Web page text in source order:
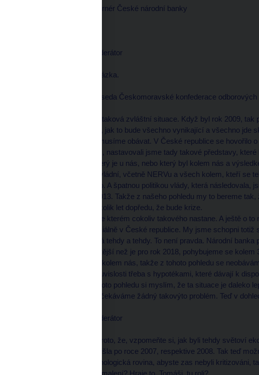
Marek MORA, viceguvernér České národní banky
Václav MORAVEC, moderátor
Josef Středula, stejná otázka.
Josef STŘEDULA, předseda Českomoravské konfederace
Já si myslím, že tady je taková zvláštní situace. Když byl rok 2009,
ekonomů hovořila o tom, jak to bude všechno vynikající a všechno jde
problém a ničeho se nemusíme obávat. V České republice se hovořilo
bouři, která je kolem nás, nastavovali jsme tady takové představy,
nerespektovali vývoj, který je u nás, nebo který byl kolem nás a
tomto případě zejména vládní, včetně NERVu a všech kolem, kteří se
že jsme propadli hluboko. A špatnou politikou vlády, která následovala,
roce 2012, respektive 2013. Takže z našeho pohledu my to bereme
netrefili, už teď volají několik let dopředu, že bude krize.
Rok 2019 není rokem, ve kterém cokoliv takového nastane. A ještě o
takovéto tendence, speciálně v České republice. My jsme schopni
že to tady přijde a možná tehdy a tehdy. To není pravda. Národní
znamená ještě dynamičtější než je pro rok 2018, pohybujeme se
dvojnásobek toho světa kolem nás, takže z tohoto pohledu se
banky, které konají v souvislosti třeba s hypotékami, které dávají k
případ nedostatku. Z tohoto pohledu si myslím, že ta situace je daleko
našeho pohledu my neočekáváme žádný takovýto problém. Teď v
Václav MORAVEC, moderátor
Bavíme se o té situaci proto, že, vzpomeňte si, jak byli tehdy světoví
tu zásadní krizi, která přišla po roce 2007, respektive 2008. Tak teď
ekonomii hraje i ta psychologická rovina, abyste zas nebyli kritizováni,